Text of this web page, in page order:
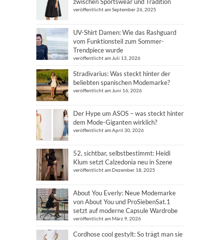
veröffentlicht am September 26, 2025
UV-Shirt Damen: Wie das Rashguard
vom Funktionsteil zum Sommer-
Trendpiece wurde
veröffentlicht am Juli 13, 2026
Stradivarius: Was steckt hinter der
beliebten spanischen Modemarke?
veröffentlicht am Juni 16, 2026
Der Hype um ASOS – was steckt hinter
dem Mode-Giganten wirklich?
veröffentlicht am April 30, 2026
52, sichtbar, selbstbestimmt: Heidi
Klum setzt Calzedonia neu in Szene
veröffentlicht am Dezember 18, 2025
About You Everly: Neue Modemarke
von About You und ProSiebenSat.1
setzt auf moderne Capsule Wardrobe
veröffentlicht am März 9, 2026
Cordhose cool gestylt: So trägt man sie